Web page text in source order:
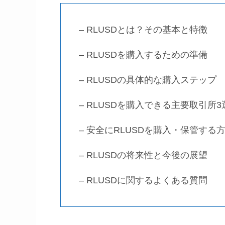
– RLUSDとは？その基本と特徴
– RLUSDを購入するための準備
– RLUSDの具体的な購入ステップ
– RLUSDを購入できる主要取引所3
– 安全にRLUSDを購入・保管する
– RLUSDの将来性と今後の展望
– RLUSDに関するよくある質問